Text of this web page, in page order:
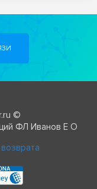
©
ФЛ Иванов Е О